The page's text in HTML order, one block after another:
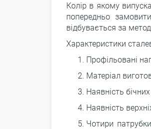
Колір в якому
попередньо
відбувається за
Характеристики
Профільовані
Матеріал
Наявність
Наявність
Чотири